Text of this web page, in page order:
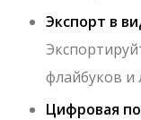
Экспорт в
флайбуков и
Цифровая